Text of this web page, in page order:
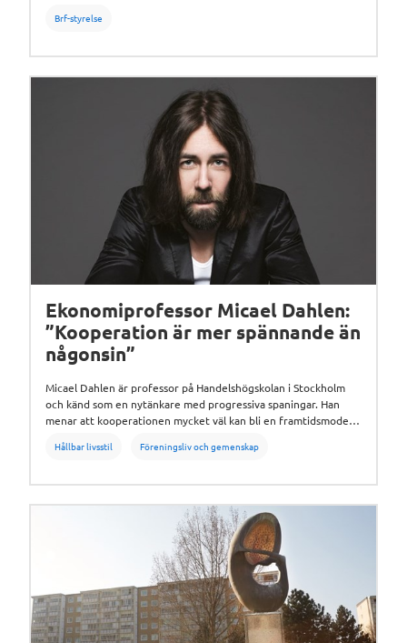
Brf-styrelse
Ekonomiprofessor Micael Dahlen:
”Kooperation är mer spännande än
någonsin”
Micael Dahlen är professor på Handelshögskolan i Stockholm
och känd som en nytänkare med progressiva spaningar. Han
menar att kooperationen mycket väl kan bli en framtidsmodell.
uppnå utan varandra, det är fantastiskt.
Hållbar livsstil Föreningsliv och gemenskap